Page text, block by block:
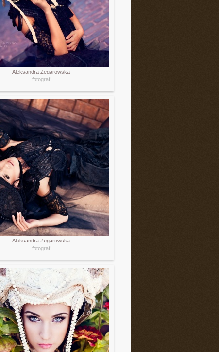
Aleksandra Zegarowska
fotograf
Aleksandra Zegarowska
fotograf